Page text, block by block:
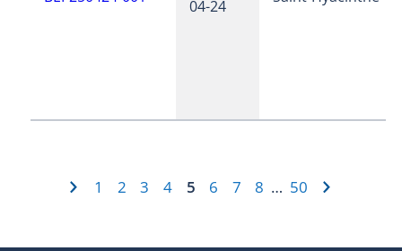
04-24
1 2 3 4 5 6 7 8 … 50